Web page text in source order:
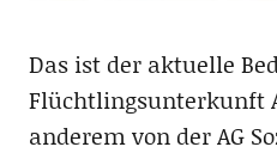
Das ist der aktuelle
Flüchtlingsunterkunft
anderem von der AG